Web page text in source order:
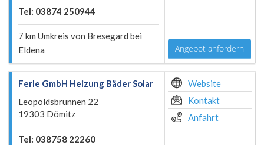
Tel: 03874 250944
7 km Umkreis von Bresegard bei
Eldena
Angebot anfordern
Ferle GmbH Heizung Bäder Solar
Leopoldsbrunnen 22
19303 Dömitz
Tel: 038758 22260
Website
Kontakt
Anfahrt